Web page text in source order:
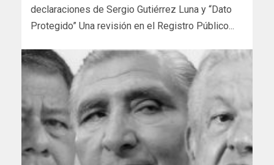
declaraciones de Sergio Gutiérrez Luna y “Dato
Protegido” Una revisión en el Registro Público...